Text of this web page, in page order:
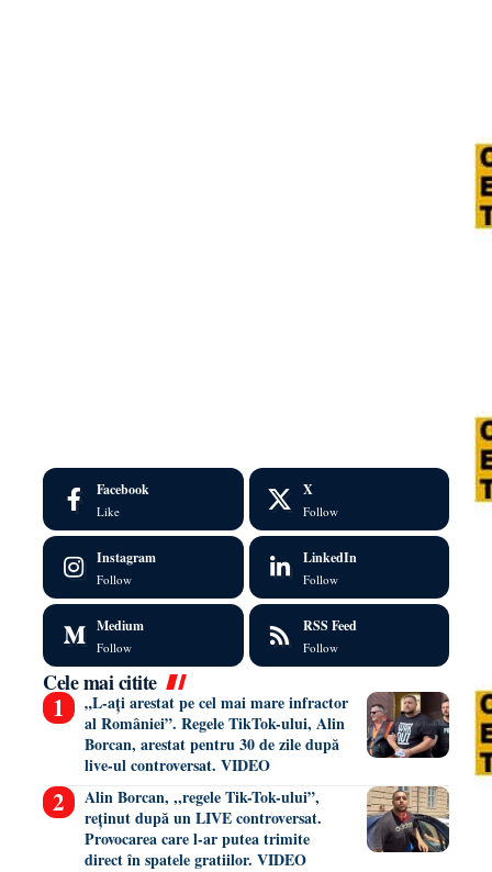
Facebook
Like
X
Follow
Instagram
Follow
LinkedIn
Follow
Medium
Follow
RSS Feed
Follow
Cele mai citite
„L-ați arestat pe cel mai mare infractor
al României”. Regele TikTok-ului, Alin
Borcan, arestat pentru 30 de zile după
live-ul controversat. VIDEO
Alin Borcan, ,,regele Tik-Tok-ului”,
reținut după un LIVE controversat.
Provocarea care l-ar putea trimite
direct în spatele gratiilor. VIDEO